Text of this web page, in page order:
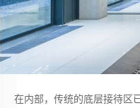
在内部，传统的底层接待区